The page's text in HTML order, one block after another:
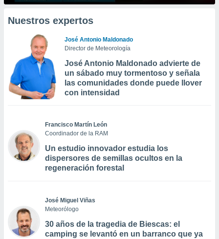
Nuestros expertos
José Antonio Maldonado
Director de Meteorología
José Antonio Maldonado advierte de
un sábado muy tormentoso y señala
las comunidades donde puede llover
con intensidad
Francisco Martín León
Coordinador de la RAM
Un estudio innovador estudia los
dispersores de semillas ocultos en la
regeneración forestal
José Miguel Viñas
Meteorólogo
30 años de la tragedia de Biescas: el
camping se levantó en un barranco que ya